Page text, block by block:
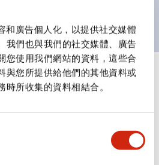
和廣告個人化，以提供社交媒體
我們也與我們的社交媒體、廣告
您使用我們網站的資料，這些合
與您所提供給他們的其他資料或
所收集的資料相結合。
）